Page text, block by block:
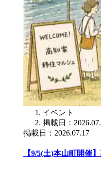
イベント
掲載日：
掲載日：2026.07.17
【9/5(土)本山町開催